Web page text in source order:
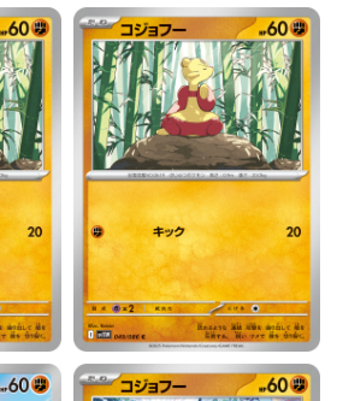
件選択中